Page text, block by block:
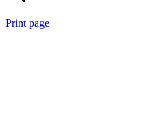
Print page